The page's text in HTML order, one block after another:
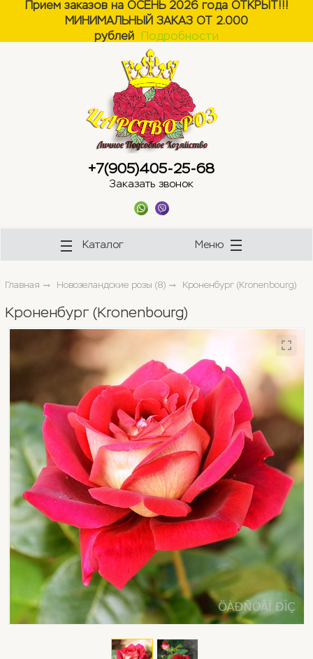
Прием заказов на ОСЕНЬ 2026 года ОТКРЫТ!!!
МИНИМАЛЬНЫЙ ЗАКАЗ ОТ 2.000
рублей Подробности
+7(905)405-25-68
Заказать звонок
Каталог Меню
Главная Новозеландские розы (8) Кроненбург (Kronenbourg)
Кроненбург (Kronenbourg)